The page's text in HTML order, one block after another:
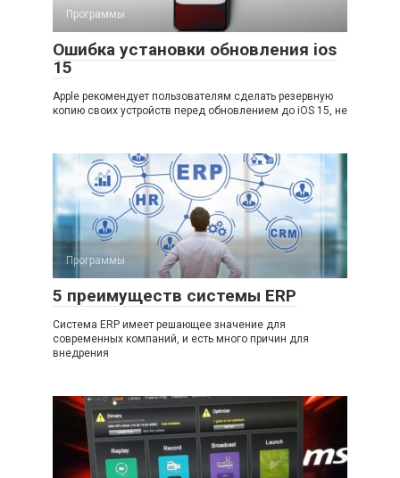
Программы
Ошибка установки обновления ios
15
Apple рекомендует пользователям сделать резервную
копию своих устройств перед обновлением до iOS 15, не
Программы
5 преимуществ системы ERP
Система ERP имеет решающее значение для
современных компаний, и есть много причин для
внедрения